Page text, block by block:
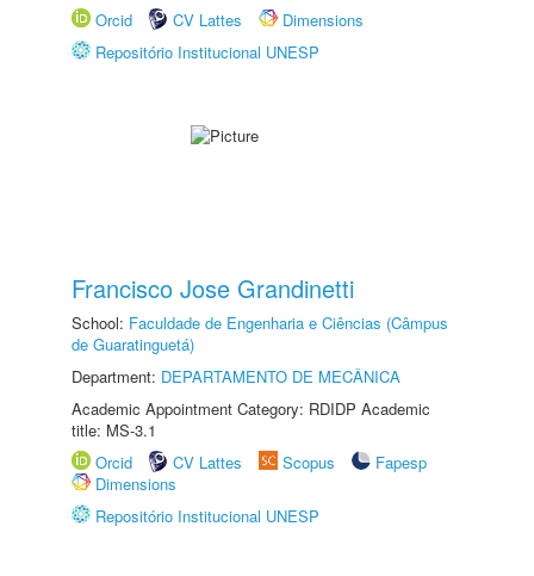
Orcid
CV Lattes
Dimensions
Repositório Institucional UNESP
Francisco Jose Grandinetti
School: Faculdade de Engenharia e Ciências (Câmpus
de Guaratinguetá)
Department: DEPARTAMENTO DE MECÂNICA
Academic Appointment Category: RDIDP Academic
title: MS-3.1
Orcid
CV Lattes Scopus
Fapesp
Dimensions
Repositório Institucional UNESP